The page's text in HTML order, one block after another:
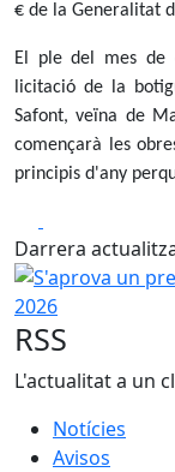
€ de la Generalitat
El ple del mes de
licitació de la
Safont, veïna de
començarà les
principis d'any
Darrera
S'aprova un
RSS
L'actualitat a un
Notícies
Avisos